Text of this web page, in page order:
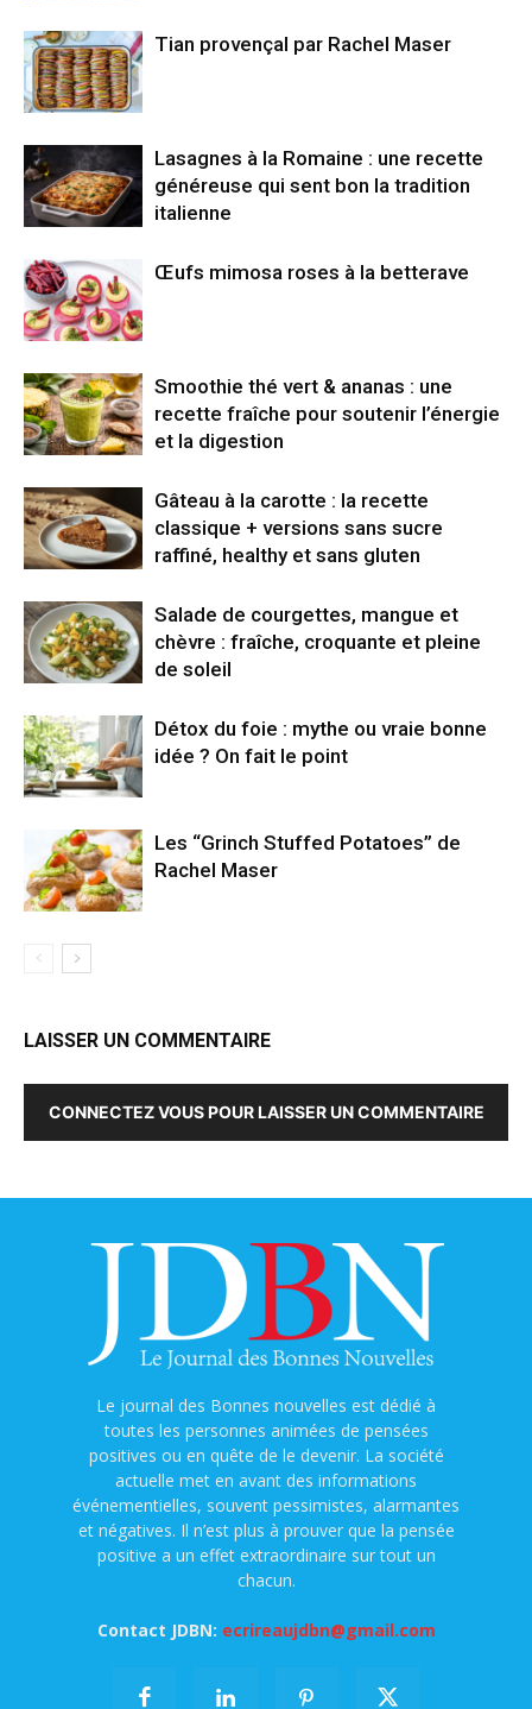
Tian provençal par Rachel Maser
Lasagnes à la Romaine : une recette
généreuse qui sent bon la tradition
italienne
Œufs mimosa roses à la betterave
Smoothie thé vert & ananas : une
recette fraîche pour soutenir l’énergie
et la digestion
Gâteau à la carotte : la recette
classique + versions sans sucre
raffiné, healthy et sans gluten
Salade de courgettes, mangue et
chèvre : fraîche, croquante et pleine
de soleil
Détox du foie : mythe ou vraie bonne
idée ? On fait le point
Les “Grinch Stuffed Potatoes” de
Rachel Maser
LAISSER UN COMMENTAIRE
CONNECTEZ VOUS POUR LAISSER UN COMMENTAIRE
Le journal des Bonnes nouvelles est dédié à
toutes les personnes animées de pensées
positives ou en quête de le devenir. La société
actuelle met en avant des informations
événementielles, souvent pessimistes, alarmantes
et négatives. Il n’est plus à prouver que la pensée
positive a un effet extraordinaire sur tout un
chacun.
Contact JDBN: ecrireaujdbn@gmail.com